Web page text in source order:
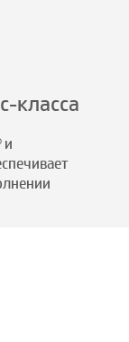
класса
и